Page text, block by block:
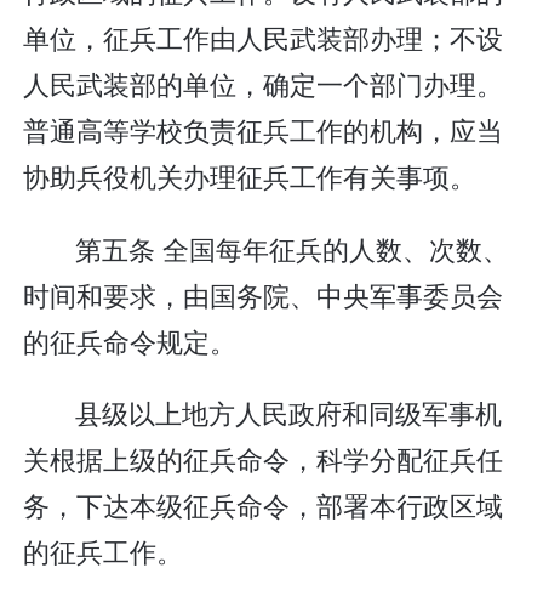
单位，征兵工作由人民武装部办理；不设
人民武装部的单位，确定一个部门办理。
普通高等学校负责征兵工作的机构，应当
协助兵役机关办理征兵工作有关事项。
第五条 全国每年征兵的人数、次数、
时间和要求，由国务院、中央军事委员会
的征兵命令规定。
县级以上地方人民政府和同级军事机
关根据上级的征兵命令，科学分配征兵任
务，下达本级征兵命令，部署本行政区域
的征兵工作。